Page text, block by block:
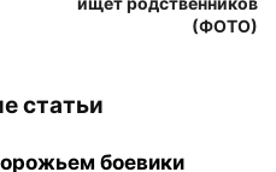
(ФОТО)
статьи
боевики